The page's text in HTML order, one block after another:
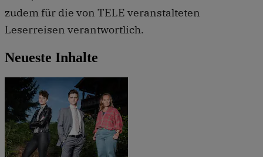
zudem für die von TELE veranstalteten
Leserreisen verantwortlich.
Neueste Inhalte